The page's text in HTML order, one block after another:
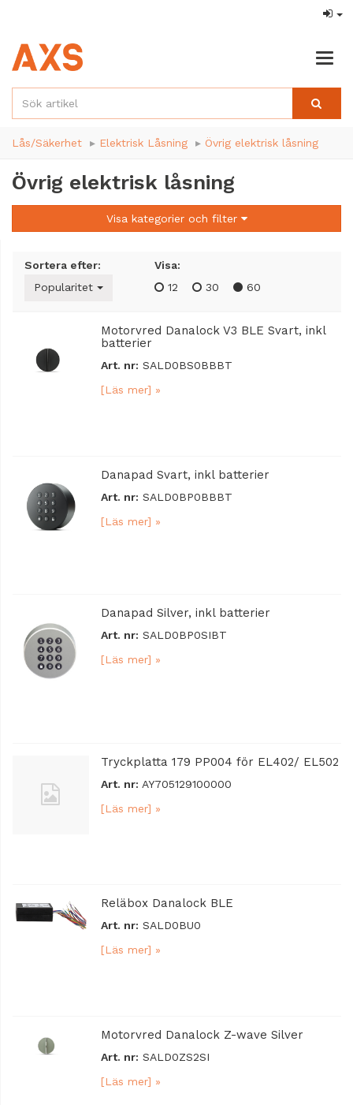
Lås/Säkerhet Elektrisk Låsning Övrig elektrisk låsning
Övrig elektrisk låsning
Visa kategorier och filter
Sortera efter:
Popularitet
Visa:
12
30 60
Motorvred Danalock V3 BLE Svart, inkl
batterier
Art. nr: SALD0BS0BBBT
[Läs mer] »
Danapad Svart, inkl batterier
Art. nr: SALD0BP0BBBT
[Läs mer] »
Danapad Silver, inkl batterier
Art. nr: SALD0BP0SIBT
[Läs mer] »
Tryckplatta 179 PP004 för EL402/ EL502
Art. nr: AY705129100000
[Läs mer] »
Reläbox Danalock BLE
Art. nr: SALD0BU0
[Läs mer] »
Motorvred Danalock Z-wave Silver
Art. nr: SALD0ZS2SI
[Läs mer] »